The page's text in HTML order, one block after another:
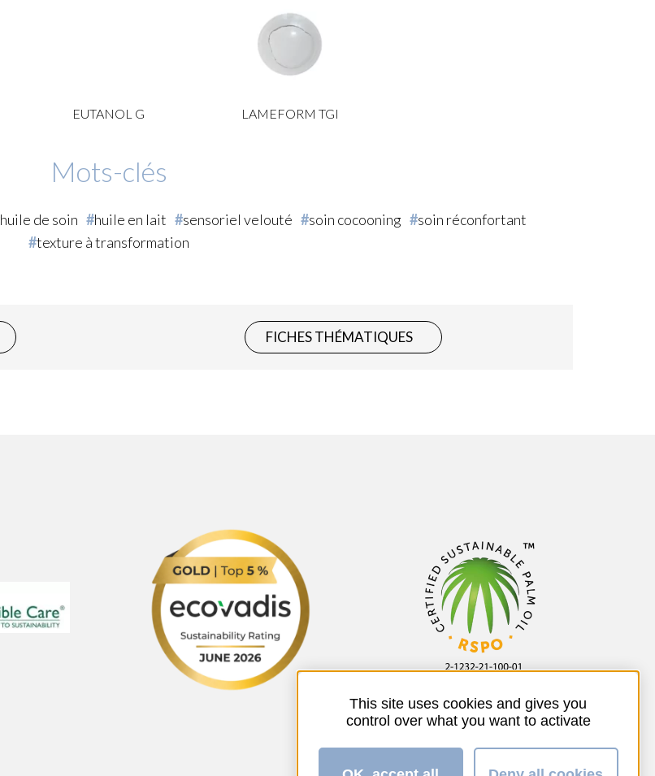
EUTANOL G LAMEFORM TGI
Mots-clés
huile de soin huile en lait sensoriel velouté soin cocooning
soin réconfortant
texture à transformation
FICHES THÉMATIQUES
This site uses cookies and gives you
control over what you want to activate